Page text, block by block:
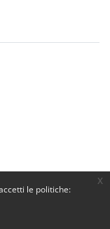
le politiche:
x